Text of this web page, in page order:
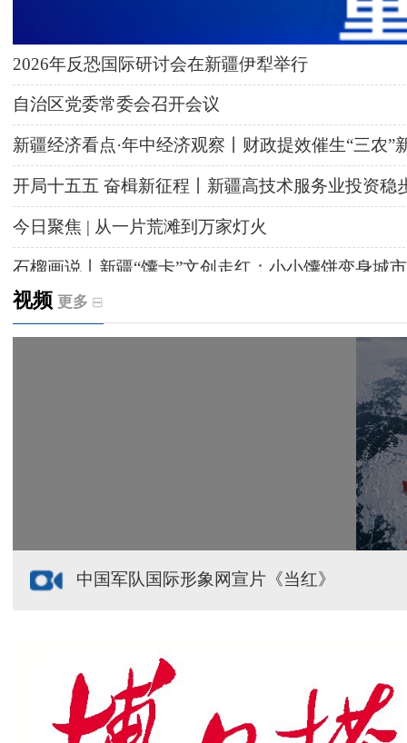
2026年反恐国际研讨会在新疆伊犁举行
自治区党委常委会召开会议
新疆经济看点·年中经济观察丨财政提效催生“三农”
开局十五五 奋楫新征程丨新疆高技术服务业投资稳
今日聚焦 | 从一片荒滩到万家灯火
石榴画说丨新疆“馕卡”文创走红：小小馕饼变身城
天山观察丨暑期AI研学热，孩子们究竟学到什么
视频 更多
中国军队国际形象网宣片《当红》